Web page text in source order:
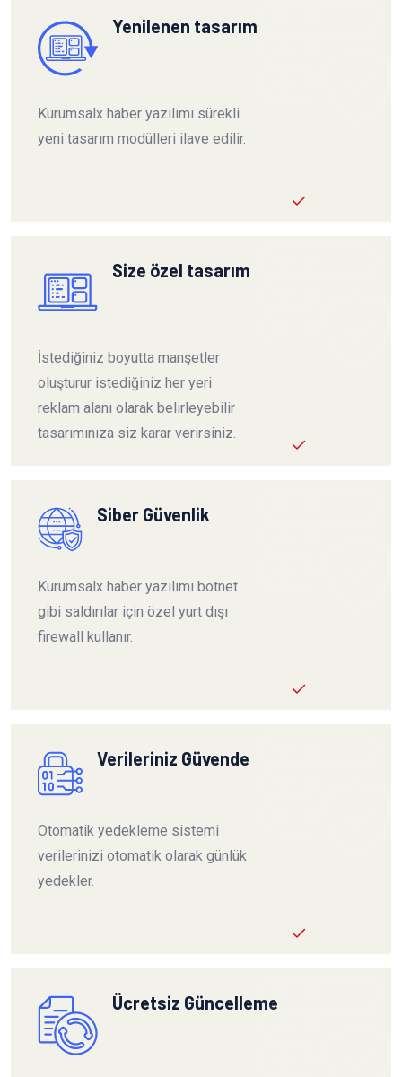
Yenilenen tasarım
Kurumsalx haber yazılımı sürekli
yeni tasarım modülleri ilave edilir.
Size özel tasarım
İstediğiniz boyutta manşetler
oluşturur istediğiniz her yeri
reklam alanı olarak belirleyebilir
tasarımınıza siz karar verirsiniz.
Siber Güvenlik
Kurumsalx haber yazılımı botnet
gibi saldırılar için özel yurt dışı
firewall kullanır.
Verileriniz Güvende
Otomatik yedekleme sistemi
verilerinizi otomatik olarak günlük
yedekler.
Ücretsiz Güncelleme